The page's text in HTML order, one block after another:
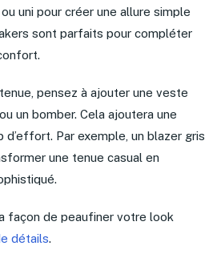
uni pour créer une allure simple
sont parfaits pour compléter
pensez à ajouter une veste
un bomber. Cela ajoutera une
Par exemple, un blazer gris
une tenue casual en
façon de peaufiner votre look
détails.